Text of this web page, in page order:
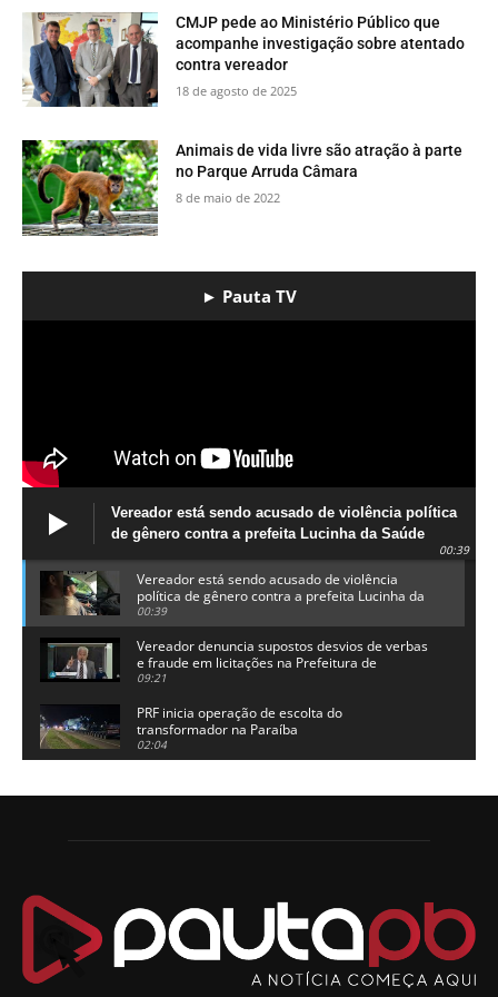
CMJP pede ao Ministério Público que
acompanhe investigação sobre atentado
contra vereador
18 de agosto de 2025
​Animais de vida livre são atração à parte
no Parque Arruda Câmara
8 de maio de 2022
► Pauta TV
Vereador está sendo acusado de violência política
de gênero contra a prefeita Lucinha da Saúde
00:39
Vereador está sendo acusado de violência
política de gênero contra a prefeita Lucinha da
Saúde
00:39
Vereador denuncia supostos desvios de verbas
e fraude em licitações na Prefeitura de
Alhandra
09:21
PRF inicia operação de escolta do
transformador na Paraíba
02:04
candidatura a governador da Paraíba
Chapa dos sonhos: Cícero agradece a Galdino,
Arthur Lira parabeniza Karla Pimentel por sua
reeleição em Conde
00:23
Aguinaldo Ribeiro destaca apoio do PP a Hugo